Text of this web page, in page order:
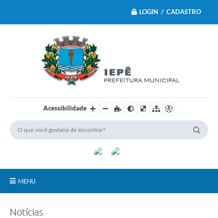
LOGIN / CADASTRO
Acessibilidade
MENU
Notícias